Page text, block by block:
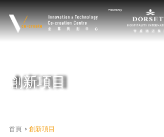
創新項目
首頁 > 創新項目